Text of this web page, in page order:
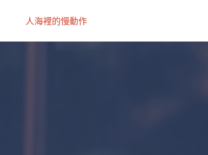
人海裡的慢動作